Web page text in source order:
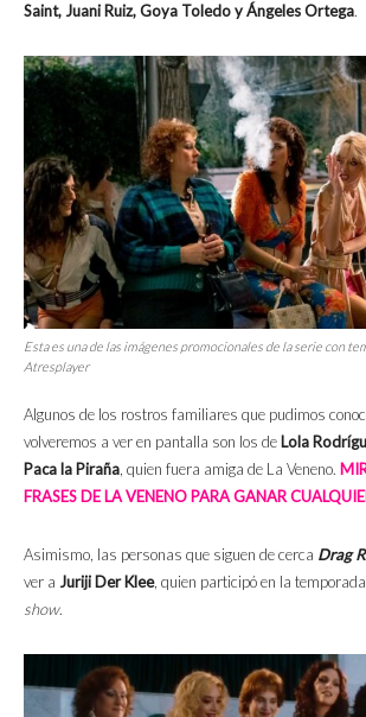
Saint, Juani Ruiz, Goya Toledo y Ángeles Ortega.
Esta es una de las imágenes promocionales de la serie con
Atresplayer
Algunos de los rostros familiares que pudimos
volveremos a ver en pantalla son los de Lola
Paca la Piraña, quien fuera amiga de La Veneno.
FRASES DE LA VENENO PARA GANAR
Asimismo, las personas que siguen de cerca Drag
ver a Juriji Der Klee, quien participó en la
show.